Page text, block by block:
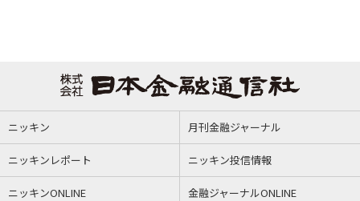
ニッキン 月刊金融ジャーナル
ニッキンレポート ニッキン投信情報
ニッキンONLINE 金融ジャーナルONLINE